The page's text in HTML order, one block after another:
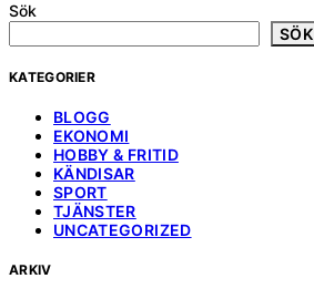
Sök
SÖK
KATEGORIER
BLOGG
EKONOMI
HOBBY & FRITID
KÄNDISAR
SPORT
TJÄNSTER
UNCATEGORIZED
ARKIV